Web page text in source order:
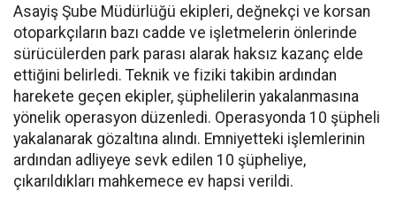
Asayiş Şube Müdürlüğü ekipleri, değnekçi ve korsan
otoparkçıların bazı cadde ve işletmelerin önlerinde
sürücülerden park parası alarak haksız kazanç elde
ettiğini belirledi. Teknik ve fiziki takibin ardından
harekete geçen ekipler, şüphelilerin yakalanmasına
yönelik operasyon düzenledi. Operasyonda 10 şüpheli
yakalanarak gözaltına alındı. Emniyetteki işlemlerinin
ardından adliyeye sevk edilen 10 şüpheliye,
çıkarıldıkları mahkemece ev hapsi verildi.